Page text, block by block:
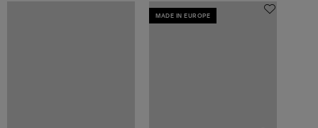
MADE IN EUROPE